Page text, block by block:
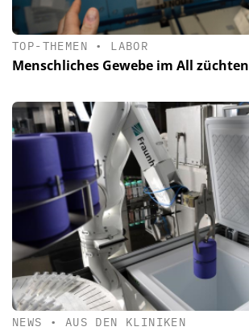
TOP-THEMEN • LABOR
Menschliches Gewebe im All züchten
NEWS • AUS DEN KLINIKEN